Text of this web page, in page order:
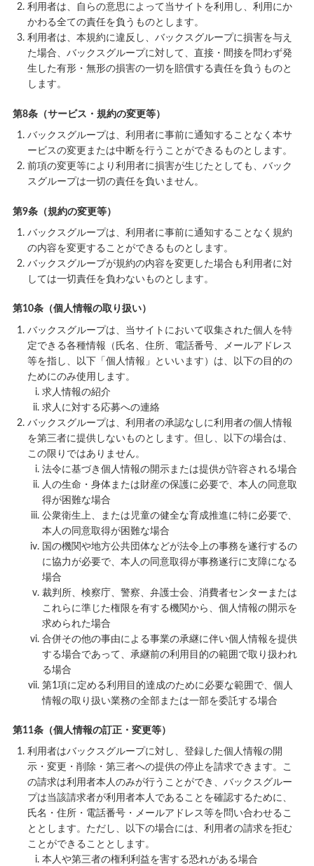
利用者は、自らの意思によって当サイトを利用し、利用にか
かわる全ての責任を負うものとします。
利用者は、本規約に違反し、バックスグループに損害を与え
た場合、バックスグループに対して、直接・間接を問わず発
生した有形・無形の損害の一切を賠償する責任を負うものと
します。
第8条（サービス・規約の変更等）
バックスグループは、利用者に事前に通知することなく本サ
ービスの変更または中断を行うことができるものとします。
前項の変更等により利用者に損害が生じたとしても、バック
スグループは一切の責任を負いません。
第9条（規約の変更等）
バックスグループは、利用者に事前に通知することなく規約
の内容を変更することができるものとします。
バックスグループが規約の内容を変更した場合も利用者に対
しては一切責任を負わないものとします。
第10条（個人情報の取り扱い）
バックスグループは、当サイトにおいて収集された個人を特
定できる各種情報（氏名、住所、電話番号、メールアドレス
等を指し、以下「個人情報」といいます）は、以下の目的の
ためにのみ使用します。
求人情報の紹介
求人に対する応募への連絡
バックスグループは、利用者の承認なしに利用者の個人情報
を第三者に提供しないものとします。但し、以下の場合は、
この限りではありません。
法令に基づき個人情報の開示または提供が許容される場合
人の生命・身体または財産の保護に必要で、本人の同意取
得が困難な場合
公衆衛生上、または児童の健全な育成推進に特に必要で、
本人の同意取得が困難な場合
国の機関や地方公共団体などが法令上の事務を遂行するの
に協力が必要で、本人の同意取得が事務遂行に支障になる
場合
裁判所、検察庁、警察、弁護士会、消費者センターまたは
これらに準じた権限を有する機関から、個人情報の開示を
求められた場合
合併その他の事由による事業の承継に伴い個人情報を提供
する場合であって、承継前の利用目的の範囲で取り扱われ
る場合
第1項に定める利用目的達成のために必要な範囲で、個人
情報の取り扱い業務の全部または一部を委託する場合
第11条（個人情報の訂正・変更等）
利用者はバックスグループに対し、登録した個人情報の開
示・変更・削除・第三者への提供の停止を請求できます。こ
の請求は利用者本人のみが行うことができ、バックスグルー
プは当該請求者が利用者本人であることを確認するために、
氏名・住所・電話番号・メールアドレス等を問い合わせるこ
ととします。ただし、以下の場合には、利用者の請求を拒む
ことができることとします。
本人や第三者の権利利益を害する恐れがある場合